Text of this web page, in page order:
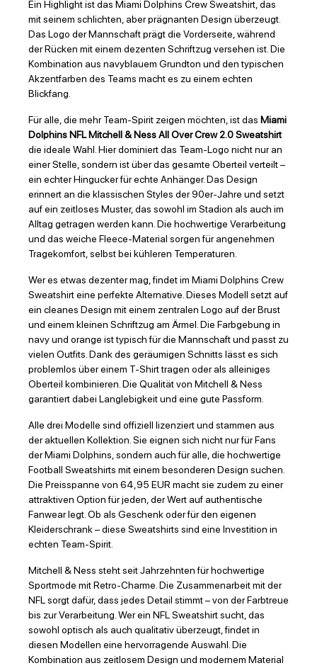
Ein Highlight ist das Miami Dolphins Crew Sweatshirt, das
mit seinem schlichten, aber prägnanten Design überzeugt.
Das Logo der Mannschaft prägt die Vorderseite, während
der Rücken mit einem dezenten Schriftzug versehen ist. Die
Kombination aus navyblauem Grundton und den typischen
Akzentfarben des Teams macht es zu einem echten
Blickfang.
Für alle, die mehr Team-Spirit zeigen möchten, ist das Miami
Dolphins NFL Mitchell & Ness All Over Crew 2.0 Sweatshirt
die ideale Wahl. Hier dominiert das Team-Logo nicht nur an
einer Stelle, sondern ist über das gesamte Oberteil verteilt –
ein echter Hingucker für echte Anhänger. Das Design
erinnert an die klassischen Styles der 90er-Jahre und setzt
auf ein zeitloses Muster, das sowohl im Stadion als auch im
Alltag getragen werden kann. Die hochwertige Verarbeitung
und das weiche Fleece-Material sorgen für angenehmen
Tragekomfort, selbst bei kühleren Temperaturen.
Wer es etwas dezenter mag, findet im Miami Dolphins Crew
Sweatshirt eine perfekte Alternative. Dieses Modell setzt auf
ein cleanes Design mit einem zentralen Logo auf der Brust
und einem kleinen Schriftzug am Ärmel. Die Farbgebung in
navy und orange ist typisch für die Mannschaft und passt zu
vielen Outfits. Dank des geräumigen Schnitts lässt es sich
problemlos über einem T-Shirt tragen oder als alleiniges
Oberteil kombinieren. Die Qualität von Mitchell & Ness
garantiert dabei Langlebigkeit und eine gute Passform.
Alle drei Modelle sind offiziell lizenziert und stammen aus
der aktuellen Kollektion. Sie eignen sich nicht nur für Fans
der Miami Dolphins, sondern auch für alle, die hochwertige
Football Sweatshirts mit einem besonderen Design suchen.
Die Preisspanne von 64,95 EUR macht sie zudem zu einer
attraktiven Option für jeden, der Wert auf authentische
Fanwear legt. Ob als Geschenk oder für den eigenen
Kleiderschrank – diese Sweatshirts sind eine Investition in
echten Team-Spirit.
Mitchell & Ness steht seit Jahrzehnten für hochwertige
Sportmode mit Retro-Charme. Die Zusammenarbeit mit der
NFL sorgt dafür, dass jedes Detail stimmt – von der Farbtreue
bis zur Verarbeitung. Wer ein NFL Sweatshirt sucht, das
sowohl optisch als auch qualitativ überzeugt, findet in
diesen Modellen eine hervorragende Auswahl. Die
Kombination aus zeitlosem Design und modernem Material